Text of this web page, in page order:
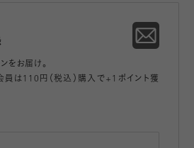
をお届け。
員は110円（税込）購入で+1ポイント獲